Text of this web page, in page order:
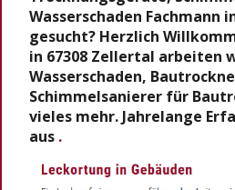
Wasserschaden Fachmann
gesucht? Herzlich
in 67308 Zellertal arbeiten
Wasserschaden,
Schimmelsanierer für
vieles mehr. Jahrelange
aus .